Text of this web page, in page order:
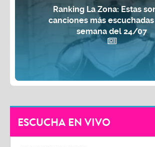
Ranking La Zona: Estas
canciones más
semana del 24/07
ESCUCHA EN VIVO